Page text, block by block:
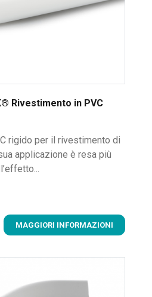
Rivestimento in PVC
rigido per il rivestimento di
applicazione è resa più
MAGGIORI INFORMAZIONI